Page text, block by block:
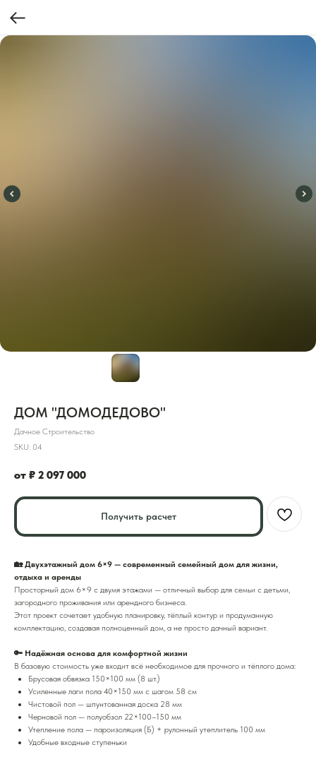
ДОМ "ДОМОДЕДОВО"
Дачное Строительство
SKU: 04
от ₽ 2 097 000
Получить расчет
🏡 Двухэтажный дом 6×9 — современный семейный дом для жизни,
отдыха и аренды
Просторный дом 6×9 с двумя этажами — отличный выбор для семьи с детьми,
загородного проживания или арендного бизнеса.
Этот проект сочетает удобную планировку, тёплый контур и продуманную
комплектацию, создавая полноценный дом, а не просто дачный вариант.
🔑 Надёжная основа для комфортной жизни
В базовую стоимость уже входит всё необходимое для прочного и тёплого дома:
Брусовая обвязка 150×100 мм (8 шт.)
Усиленные лаги пола 40×150 мм с шагом 58 см
Чистовой пол — шпунтованная доска 28 мм
Черновой пол — полуобзол 22×100–150 мм
Утепление пола — пароизоляция (Б) + рулонный утеплитель 100 мм
Удобные входные ступеньки